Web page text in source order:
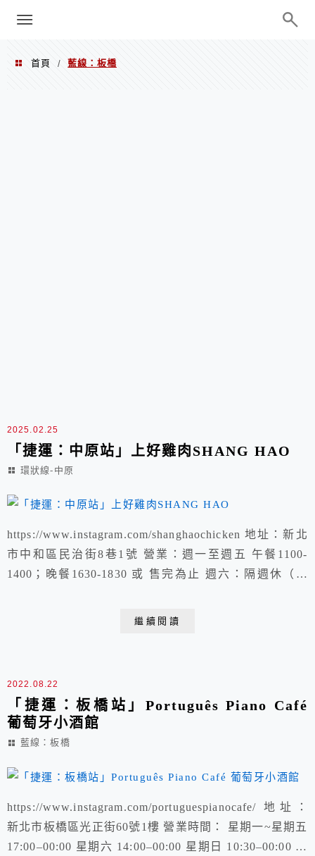
巧、世界走透透
menu
首頁 / 藍線：板橋
2025.02.25
「捷運：中原站」上好雞肉SHANG HAO
環狀線-中原
https://www.instagram.com/shanghaochicken 地址：新北
市中和區民治街8巷1號 營業：週一至週五 午餐1100-
1400；晚餐1630-1830 或 售完為止 週六：隔週休（以
繼續閱讀
2022.08.22
「捷運：板橋站」Português Piano Café
葡萄牙小酒館
藍線：板橋
https://www.instagram.com/portuguespianocafe/ 地址：
新北市板橋區光正街60號1樓 營業時間： 星期一~星期五
17:00–00:00 星期六 14:00–00:00 星期日 10:30–00:00 電